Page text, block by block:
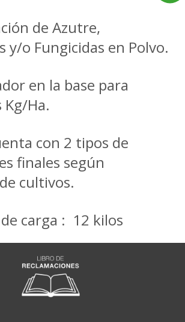
de Azutre,
y/o Fungicidas en Polvo.
en la base para
Ha.
con 2 tipos de
finales según
cultivos.
carga : 12 kilos